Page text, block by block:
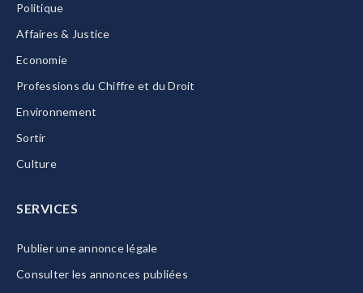
Politique
Affaires & Justice
Economie
Professions du Chiffre et du Droit
Environnement
Sortir
Culture
SERVICES
Publier une annonce légale
Consulter les annonces publiées